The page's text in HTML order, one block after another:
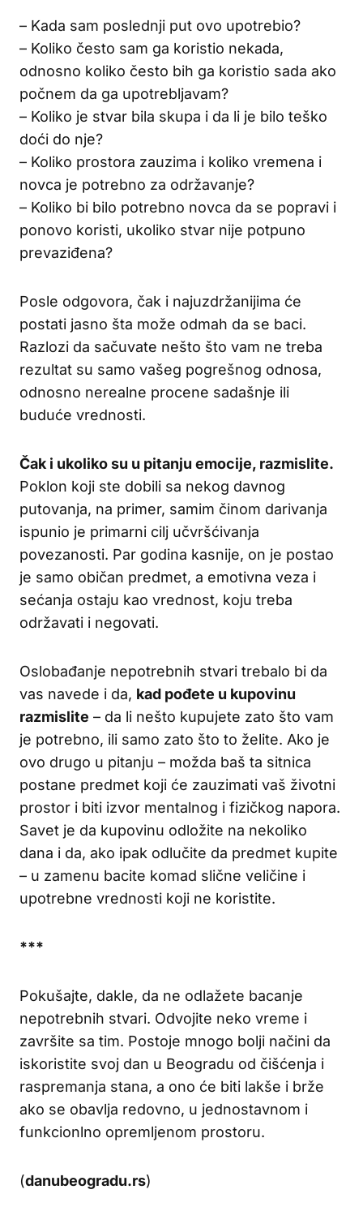
– Kada sam poslednji put ovo upotrebio?
– Koliko često sam ga koristio nekada,
odnosno koliko često bih ga koristio sada ako
počnem da ga upotrebljavam?
– Koliko je stvar bila skupa i da li je bilo teško
doći do nje?
– Koliko prostora zauzima i koliko vremena i
novca je potrebno za održavanje?
– Koliko bi bilo potrebno novca da se popravi i
ponovo koristi, ukoliko stvar nije potpuno
prevaziđena?
Posle odgovora, čak i najuzdržanijima će
postati jasno šta može odmah da se baci.
Razlozi da sačuvate nešto što vam ne treba
rezultat su samo vašeg pogrešnog odnosa,
odnosno nerealne procene sadašnje ili
buduće vrednosti.
Čak i ukoliko su u pitanju emocije, razmislite.
Poklon koji ste dobili sa nekog davnog
putovanja, na primer, samim činom darivanja
ispunio je primarni cilj učvršćivanja
povezanosti. Par godina kasnije, on je postao
je samo običan predmet, a emotivna veza i
sećanja ostaju kao vrednost, koju treba
održavati i negovati.
Oslobađanje nepotrebnih stvari trebalo bi da
vas navede i da, kad pođete u kupovinu
razmislite – da li nešto kupujete zato što vam
je potrebno, ili samo zato što to želite. Ako je
ovo drugo u pitanju – možda baš ta sitnica
postane predmet koji će zauzimati vaš životni
prostor i biti izvor mentalnog i fizičkog napora.
Savet je da kupovinu odložite na nekoliko
dana i da, ako ipak odlučite da predmet kupite
– u zamenu bacite komad slične veličine i
upotrebne vrednosti koji ne koristite.
***
Pokušajte, dakle, da ne odlažete bacanje
nepotrebnih stvari. Odvojite neko vreme i
završite sa tim. Postoje mnogo bolji načini da
iskoristite svoj dan u Beogradu od čišćenja i
raspremanja stana, a ono će biti lakše i brže
ako se obavlja redovno, u jednostavnom i
funkcionlno opremljenom prostoru.
(danubeogradu.rs)